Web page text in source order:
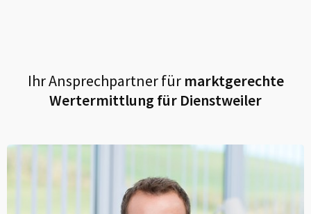
Ihr Ansprechpartner fürmarktgerechte
Wertermittlung für Dienstweiler